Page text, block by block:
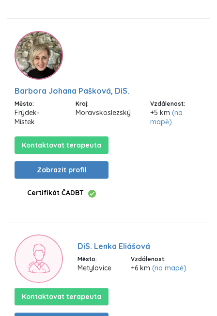
Barbora Johana Pašková, DiS.
Město:
Frýdek-
Místek
Kraj:
Moravskoslezský
Vzdálenost:
+5 km(na
mapě)
Kontaktovat terapeuta
Zobrazit profil
Certifikát ČADBT
DiS. Lenka Eliášová
Město:
Metylovice
Vzdálenost:
+6 km (na mapě)
Kontaktovat terapeuta